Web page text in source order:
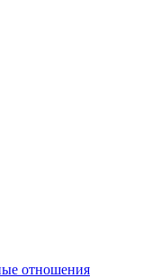
отношения